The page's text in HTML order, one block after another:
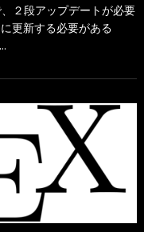
２段アップデートが必要
更新する必要がある